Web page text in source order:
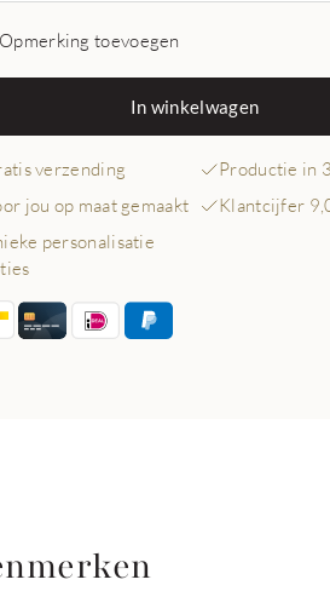
Opmerking toevoegen
In winkelwagen
verzending
Productie in
jou op maat gemaakt
Klantcijfer
personalisatie